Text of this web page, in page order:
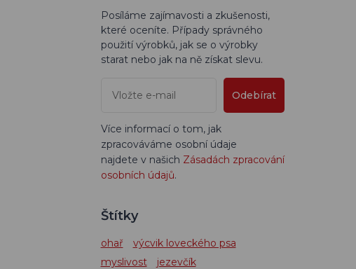
Posíláme zajímavosti a zkušenosti,
které oceníte. Případy správného
použití výrobků, jak se o výrobky
starat nebo jak na ně získat slevu.
Odebírat
Více informací o tom, jak
zpracováváme osobní údaje
najdete v našich Zásadách zpracování
osobních údajů.
Štítky
ohař
výcvik loveckého psa
myslivost
jezevčík